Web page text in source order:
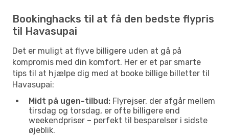
Bookinghacks til at få den bedste flypris
til Havasupai
Det er muligt at flyve billigere uden at gå på
kompromis med din komfort. Her er et par smarte
tips til at hjælpe dig med at booke billige billetter til
Havasupai:
Midt på ugen-tilbud: Flyrejser, der afgår mellem
tirsdag og torsdag, er ofte billigere end
weekendpriser – perfekt til besparelser i sidste
øjeblik.